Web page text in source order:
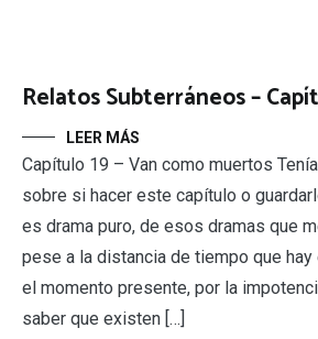
Relatos Subterráneos –
LEER MÁS
Capítulo 19 – Van como muertos
sobre si hacer este capítulo o
es drama puro, de esos dramas que
pese a la distancia de tiempo que
el momento presente, por la
saber que existen […]